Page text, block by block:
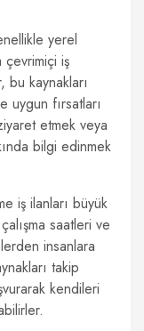
yerel
çevrimiçi iş
bu kaynakları
fırsatları
etmek veya
bilgi edinmek
iş ilanları büyük
saatleri ve
insanlara
takip
kendileri